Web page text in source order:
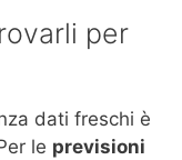
per
dati freschi è
le previsioni